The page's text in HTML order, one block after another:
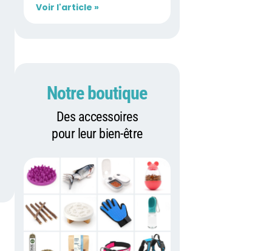
Voir l'article »
Notre boutique
Des accessoires
pour leur bien-être